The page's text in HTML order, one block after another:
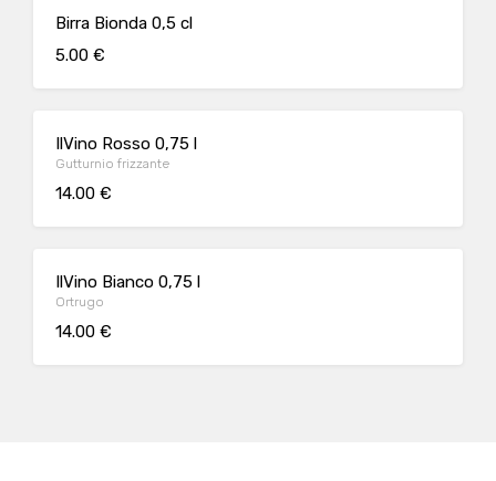
Birra Bionda 0,5 cl
5.00 €
IlVino Rosso 0,75 l
Gutturnio frizzante
14.00 €
IlVino Bianco 0,75 l
Ortrugo
14.00 €